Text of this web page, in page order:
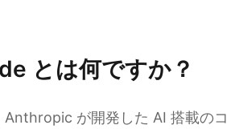
とは何ですか？
が開発した AI 搭載のコ